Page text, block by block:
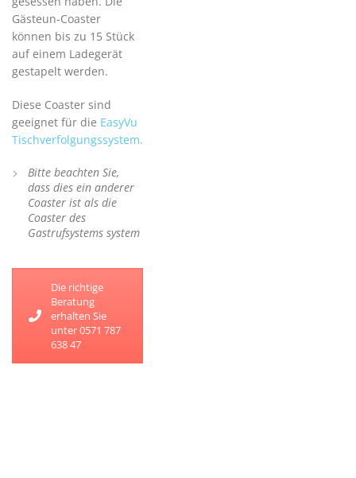
Gästeun-Coaster
können bis zu 15 Stück
auf einem Ladegerät
gestapelt werden.
Diese Coaster sind
geeignet für die EasyVu
Tischverfolgungssystem.
Bitte beachten Sie,
dass dies ein anderer
Coaster ist als die
Coaster des
Gastrufsystems system
Die richtige
Beratung
erhalten Sie
unter 0571 787
638 47